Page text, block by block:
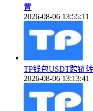
置
2026-08-06 13:55:11
TP钱包USDT跨链
2026-08-06 13:13:41